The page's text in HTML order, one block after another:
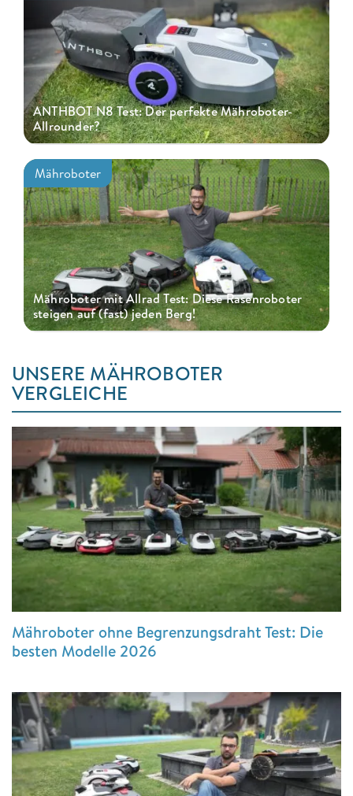
ANTHBOT N8 Test: Der perfekte Mähroboter-
Allrounder?
Mähroboter
Mähroboter mit Allrad Test: Diese Rasenroboter
steigen auf (fast) jeden Berg!
UNSERE MÄHROBOTER
VERGLEICHE
Mähroboter ohne Begrenzungsdraht Test: Die
besten Modelle 2026